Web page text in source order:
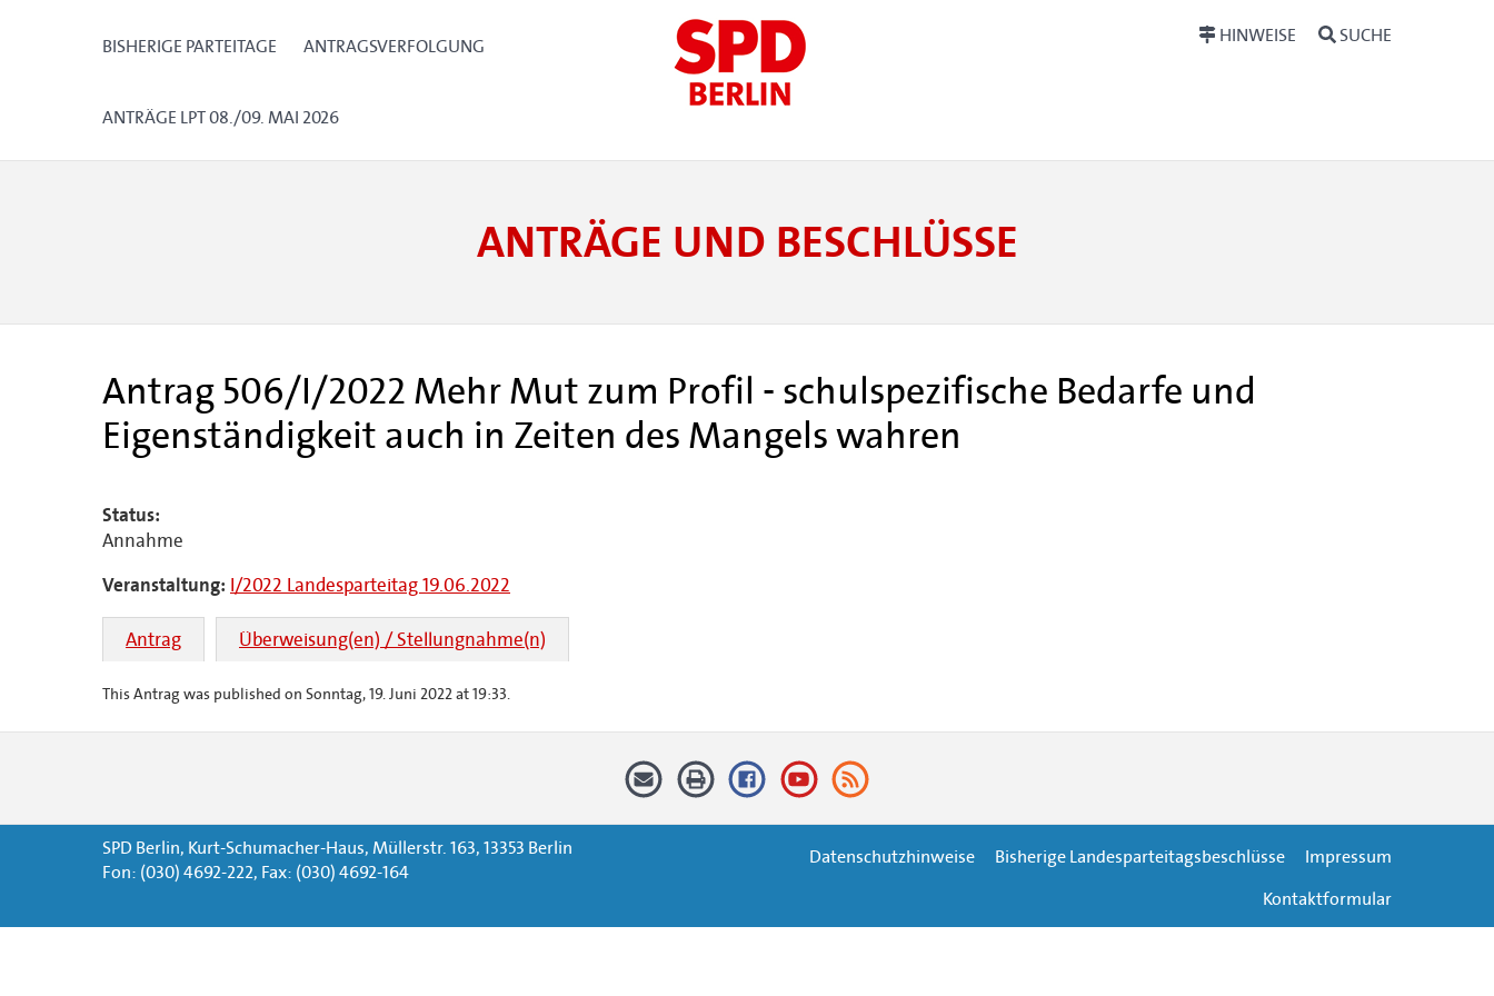
BISHERIGE PARTEITAGE ANTRAGSVERFOLGUNG
ANTRÄGE LPT 08./09. MAI 2026
HINWEISE SUCHE
ANTRÄGE UND BESCHLÜSSE
Antrag 506/I/2022 Mehr Mut zum Profil - schulspezifische Bedarfe und
Eigenständigkeit auch in Zeiten des Mangels wahren
Status:
Annahme
Veranstaltung: I/2022 Landesparteitag 19.06.2022
Antrag Überweisung(en) / Stellungnahme(n)
This Antrag was published on Sonntag, 19. Juni 2022 at 19:33.
SPD Berlin, Kurt-Schumacher-Haus, Müllerstr. 163, 13353 Berlin
Fon: (030) 4692-222, Fax: (030) 4692-164
Datenschutzhinweise Bisherige Landesparteitagsbeschlüsse
Impressum
Kontaktformular